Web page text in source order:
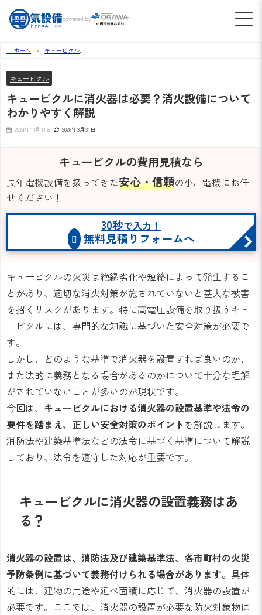
powered by
ホーム
キュービクル
キュービクル
キュービクルに消火器は必要？消火設備について
わかりやすく解説
2024年11月11日 2026年3月31日
キュービクルの費用見積なら
長年電機設備を扱ってきた安心・信頼の小川電機にお任
せください！
30秒で入力！
無料見積りフォームへ
キュービクルの火災は絶縁劣化や短絡によって発生するこ
とがあり、適切な消火対策が施されていないと甚大な被害
を招くリスクがあります。特に高電圧設備を取り扱うキュ
ービクルには、専門的な知識に基づいた安全対策が必要で
す。
しかし、どのような基準で消火器を設置すれば良いのか、
また法的に義務となる場合があるのかについて十分な理解
がされていないことが多いのが現状です。
今回は、 キュービクルにおける消火器の設置基準や法令の
要件を踏まえ、正しい安全対策のポイントを解説します。
消防法や建築基準法などの法令に基づく基準について解説
しており、法令を遵守した対応が重要です。
キュービクルに消火器の設置義務はあ
る？
消火器の設置は、消防法及び建築基準法、各市町村の火災
予防条例に基づいて義務付けられる場合があります。 具体
的には、建物の用途や延べ面積に応じて、消火器の設置が
必要です。ここでは、消火器の設置が必要な防火対象物に